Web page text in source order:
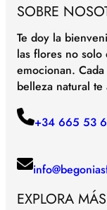
SOBRE
Te doy la
las flores no
emocionan.
belleza natural
+34 665 53
EXPLORA MÁS